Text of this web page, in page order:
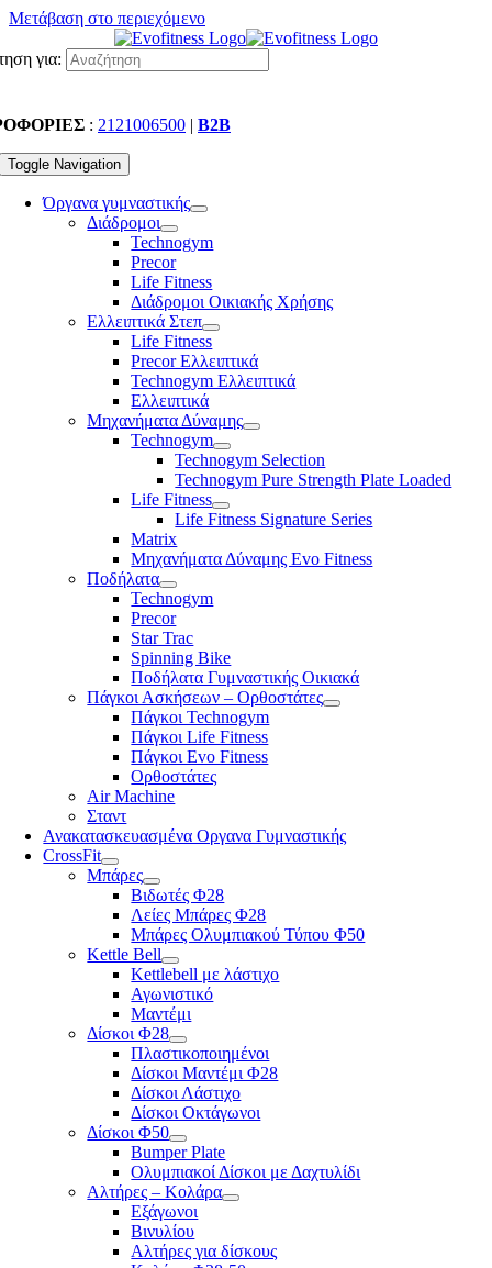
Μετάβαση στο περιεχόμενο
για:
: 2121006500 | B2B
Toggle Navigation
Όργανα γυμναστικής
Διάδρομοι
Technogym
Precor
Life Fitness
Διάδρομοι Οικιακής Χρήσης
Ελλειπτικά Στεπ
Life Fitness
Precor Ελλειπτικά
Technogym Ελλειπτικά
Ελλειπτικά
Μηχανήματα Δύναμης
Technogym
Technogym Selection
Technogym Pure Strength Plate Loaded
Life Fitness
Life Fitness Signature Series
Matrix
Μηχανήματα Δύναμης Evo Fitness
Ποδήλατα
Technogym
Precor
Star Trac
Spinning Bike
Ποδήλατα Γυμναστικής Οικιακά
Πάγκοι Ασκήσεων – Ορθοστάτες
Πάγκοι Technogym
Πάγκοι Life Fitness
Πάγκοι Evo Fitness
Ορθοστάτες
Air Machine
Σταντ
Ανακατασκευασμένα Οργανα Γυμναστικής
CrossFit
Μπάρες
Βιδωτές Φ28
Λείες Μπάρες Φ28
Μπάρες Ολυμπιακού Τύπου Φ50
Kettle Bell
Kettlebell με λάστιχο
Αγωνιστικό
Μαντέμι
Δίσκοι Φ28
Πλαστικοποιημένοι
Δίσκοι Μαντέμι Φ28
Δίσκοι Λάστιχο
Δίσκοι Οκτάγωνοι
Δίσκοι Φ50
Bumper Plate
Ολυμπιακοί Δίσκοι με Δαχτυλίδι
Αλτήρες – Κολάρα
Εξάγωνοι
Βινυλίου
Αλτήρες για δίσκους